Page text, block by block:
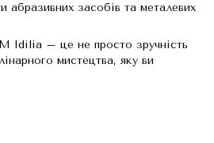
абразивних засобів та металевих
Idilia – це не просто зручність
мистецтва, яку ви